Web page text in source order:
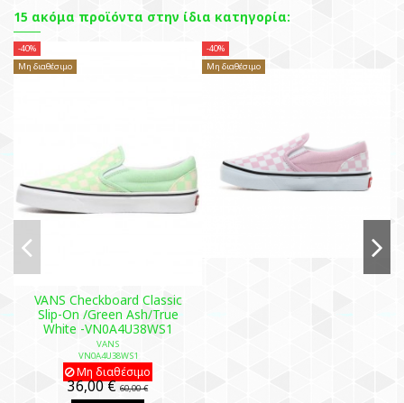
15 ακόμα προϊόντα στην ίδια κατηγορία:
-40%
Μη διαθέσιμο
VANS Checkboard Classic
Slip-On /Green Ash/True
White -VN0A4U38WS1
VANS
VN0A4U38WS1
Μη διαθέσιμο
36,00 €60,00 €
-40%
Μη διαθέσιμο